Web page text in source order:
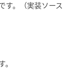
す。（実装ソース